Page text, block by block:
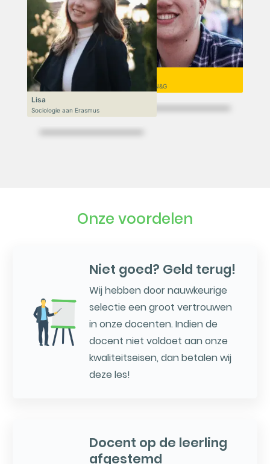
Niek
VWO 6, N&T/N&G
Lisa
Sociologie aan Erasmus
Onze voordelen
Niet goed? Geld terug!
Wij hebben door nauwkeurige
selectie een groot vertrouwen
in onze docenten. Indien de
docent niet voldoet aan onze
kwaliteitseisen, dan betalen wij
deze les!
Docent op de leerling
afgestemd